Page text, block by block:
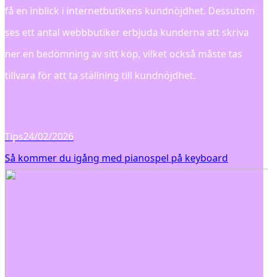
få en inblick i internetbutikens kundnöjdhet. Dessutom
ses ett antal webbbutiker erbjuda kunderna att skriva
ner en bedömning av sitt köp, vilket också måste tas
tillvara för att ta ställning till kundnöjdhet.
Tips24/02/2026
Så kommer du igång med pianospel på keyboard